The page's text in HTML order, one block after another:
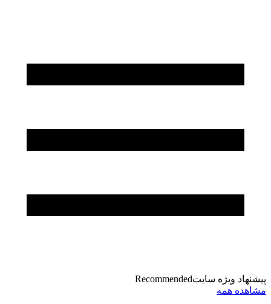
پیشنهاد ویژه سایتRecommended
مشاهده همه